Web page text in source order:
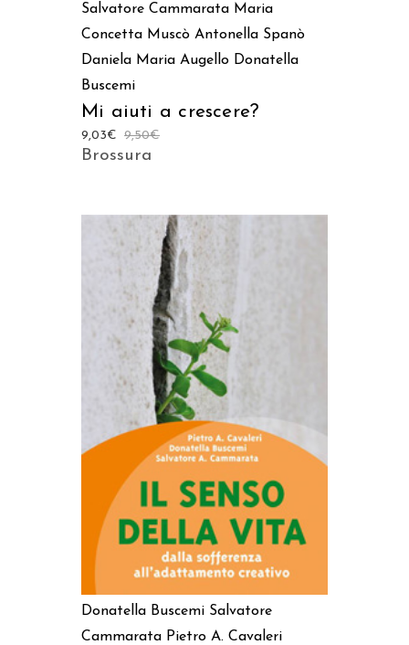
Salvatore Cammarata Maria
Concetta Muscò Antonella Spanò
Daniela Maria Augello Donatella
Buscemi
Mi aiuti a crescere?
9,50€
9,03€
Brossura
AGGIUNGI AL CARRELLO
Donatella Buscemi Salvatore
Cammarata Pietro A. Cavaleri